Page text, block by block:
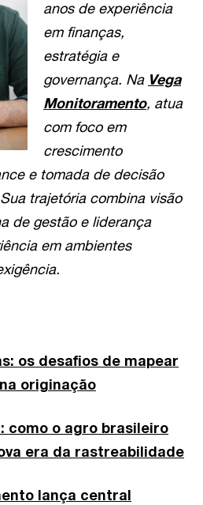
anos de experiência
em finanças,
estratégia e
governança. Na Vega
Monitoramento, atua
com foco em
crescimento
e tomada de decisão
trajetória combina visão
de gestão e liderança
em ambientes
os desafios de mapear
originação
como o agro brasileiro
era da rastreabilidade
lança central